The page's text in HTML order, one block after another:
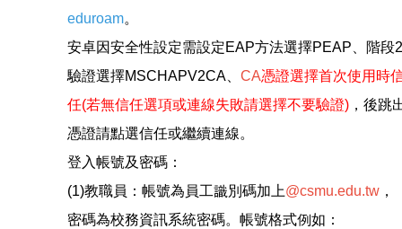
eduroam。
安卓因安全性設定需設定EAP方法選擇PEAP、階段2
驗證選擇MSCHAPV2CA、 CA憑證選擇首次使用時
任(若無信任選項或連線失敗請選擇不要驗證) ，後跳
憑證請點選信任或繼續連線。
登入帳號及密碼：
(1)教職員：帳號為員工識別碼加上@csmu.edu.tw ，
密碼為校務資訊系統密碼。帳號格式例如：